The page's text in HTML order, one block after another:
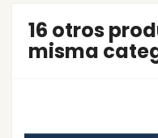
16 otros
misma